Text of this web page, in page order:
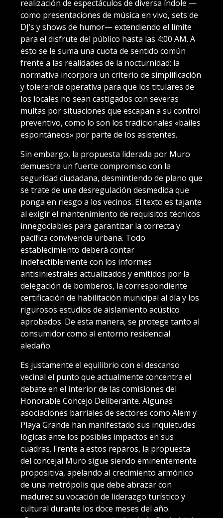
realización de espectáculos de diversa índole —
como presentaciones de música en vivo, sets de
DJ’s y shows de humor— extendiendo el límite
para el disfrute del público hasta las 4:00 AM. A
esto se le suma una cuota de sentido común
frente a las realidades de la nocturnidad: la
normativa incorpora un criterio de simplificación
y tolerancia operativa para que los titulares de
los locales no sean castigados con severas
multas por situaciones que escapan a su control
preventivo, como lo son los tradicionales «bailes
espontáneos» por parte de los asistentes.
Sin embargo, la propuesta liderada por Muro
demuestra un fuerte compromiso con la
seguridad ciudadana, desmintiendo de plano que
se trate de una desregulación desmedida que
ponga en riesgo a los vecinos. El texto es tajante
al exigir el mantenimiento de requisitos técnicos
innegociables para garantizar la correcta y
pacífica convivencia urbana. Todo
establecimiento deberá contar
indefectiblemente con los informes
antisiniestrales actualizados y emitidos por la
delegación de bomberos, la correspondiente
certificación de habilitación municipal al día y los
rigurosos estudios de aislamiento acústico
aprobados. De esta manera, se protege tanto al
consumidor como al entorno residencial
aledaño.
Es justamente el equilibrio con el descanso
vecinal el punto que actualmente concentra el
debate en el interior de las comisiones del
Honorable Concejo Deliberante. Algunas
asociaciones barriales de sectores como Alem y
Playa Grande han manifestado sus inquietudes
lógicas ante los posibles impactos en sus
cuadras. Frente a estos reparos, la propuesta
del concejal Muro sigue siendo eminentemente
propositiva, apelando al crecimiento armónico
de una metrópolis que debe abrazar con
madurez su vocación de liderazgo turístico y
cultural durante los doce meses del año.